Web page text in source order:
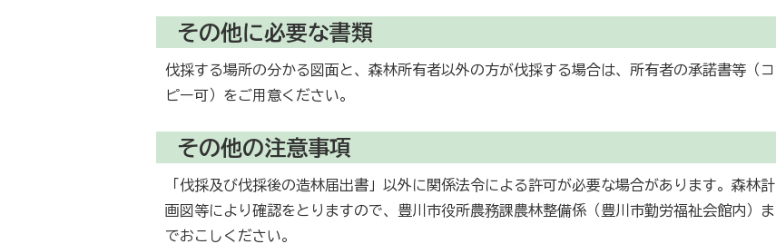
その他に必要な書類
伐採する場所の分かる図面と、森林所有者以外の方が伐採する場合は、所有者の承諾書等（コ
ピー可）をご用意ください。
その他の注意事項
「伐採及び伐採後の造林届出書」以外に関係法令による許可が必要な場合があります。森林計
画図等により確認をとりますので、豊川市役所農務課農林整備係（豊川市勤労福祉会館内）ま
でおこしください。